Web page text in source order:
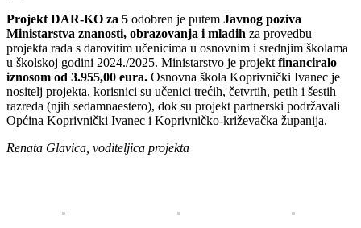
Projekt DAR-KO za 5 odobren je putem Javnog poziva
Ministarstva znanosti, obrazovanja i mladih za provedbu
projekta rada s darovitim učenicima u osnovnim i srednjim školama
u školskoj godini 2024./2025. Ministarstvo je projekt financiralo
iznosom od 3.955,00 eura. Osnovna škola Koprivnički Ivanec je
nositelj projekta, korisnici su učenici trećih, četvrtih, petih i šestih
razreda (njih sedamnaestero), dok su projekt partnerski podržavali
Općina Koprivnički Ivanec i Koprivničko-križevačka županija.
Renata Glavica, voditeljica projekta